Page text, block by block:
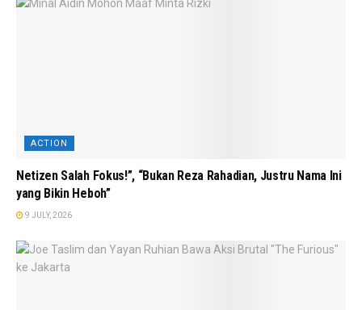
ACTION
Netizen Salah Fokus!”, “Bukan Reza Rahadian, Justru Nama Ini
yang Bikin Heboh”
9 JULY, 2026